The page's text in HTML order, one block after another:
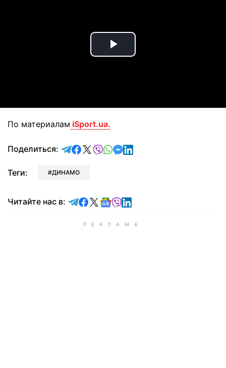
Play
По материалам iSport.ua.
Поделиться: отправить в Telegram
поделиться в Facebook
поделиться в X
отправить в Viber
отправить в Whatsapp
отправить в Messenger
отправить в LinkedIn
Теги: ДИНАМО
Читайте нас в: Читайте в Telegram
Читайте в Facebook
Читайте в X
Читайте в Google news
Читайте в Viber
Читайте в LinkedIn